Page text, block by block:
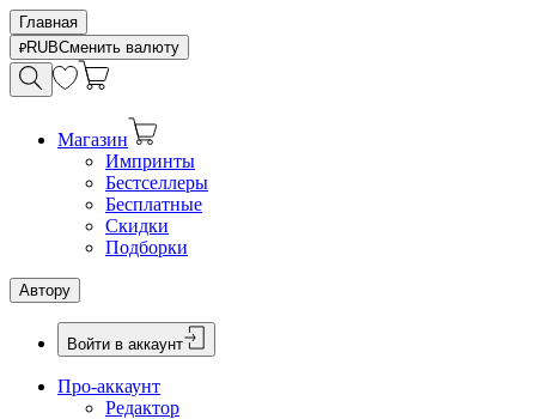
Главная
RUBСменить валюту
Магазин
Импринты
Бестселлеры
Бесплатные
Скидки
Подборки
Автору
Войти в аккаунт
Про-аккаунт
Редактор